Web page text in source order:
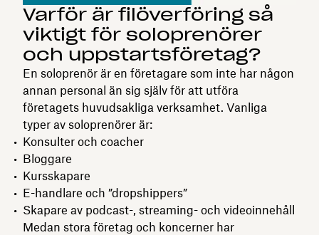
Varför är filöverföring så
viktigt för soloprenörer
och uppstartsföretag?
En soloprenör är en företagare som inte har någon
annan personal än sig själv för att utföra
företagets huvudsakliga verksamhet. Vanliga
typer av soloprenörer är:
Konsulter och coacher
Bloggare
Kursskapare
E-handlare och ”dropshippers”
Skapare av podcast-, streaming- och videoinnehåll
Medan stora företag och koncerner har